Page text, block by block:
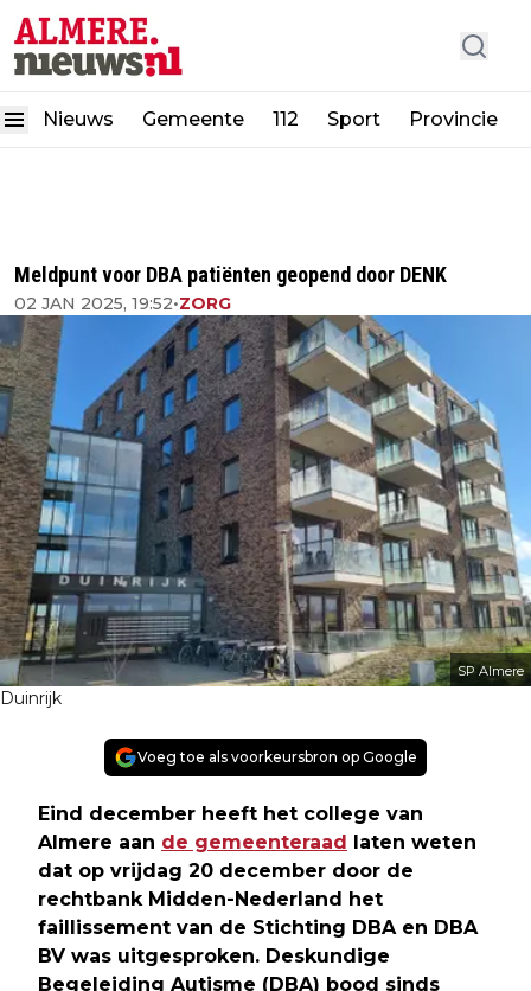
Nieuws Gemeente 112 Sport Provincie
Meldpunt voor DBA patiënten geopend door DENK
02 JAN 2025, 19:52•ZORG
SP Almere
Duinrijk
Voeg toe als voorkeursbron op Google
Eind december heeft het college van
Almere aan de gemeenteraad
laten weten
dat op vrijdag 20 december door de
rechtbank Midden-Nederland het
faillissement van de Stichting DBA en DBA
BV was uitgesproken. Deskundige
Begeleiding Autisme (DBA) bood sinds